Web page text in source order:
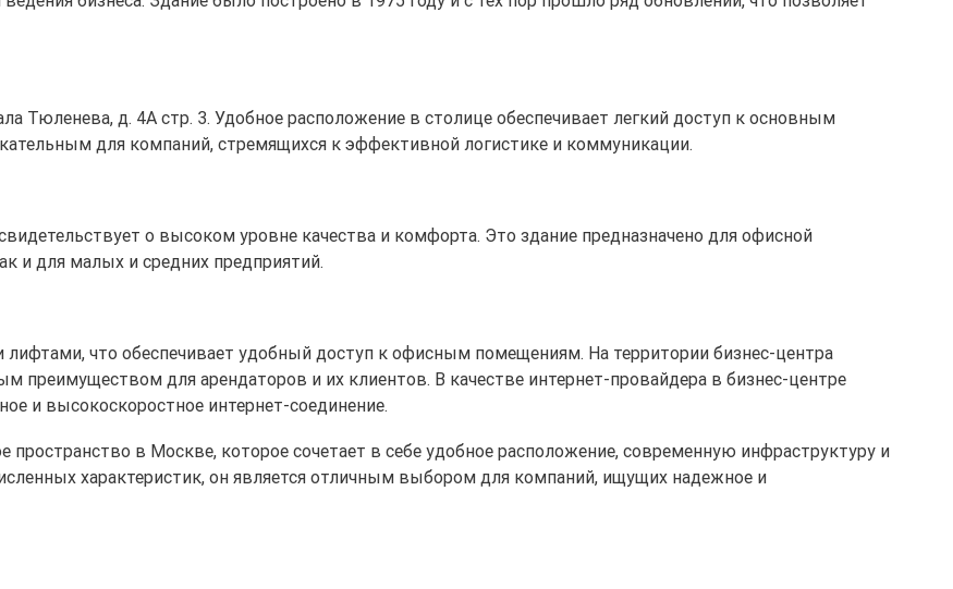
Тюленева, д. 4А стр. 3. Удобное расположение в столице обеспечивает легкий доступ к основным
для компаний, стремящихся к эффективной логистике и коммуникации.
о высоком уровне качества и комфорта. Это здание предназначено для офисной
и для малых и средних предприятий.
что обеспечивает удобный доступ к офисным помещениям. На территории бизнес-центра
преимуществом для арендаторов и их клиентов. В качестве интернет-провайдера в бизнес-центре
и высокоскоростное интернет-соединение.
в Москве, которое сочетает в себе удобное расположение, современную инфраструктуру и
характеристик, он является отличным выбором для компаний, ищущих надежное и